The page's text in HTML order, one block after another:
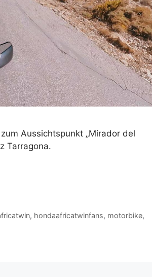
Aussichtspunkt „Mirador del
Tarragona.
, hondaafricatwinfans, motorbike,